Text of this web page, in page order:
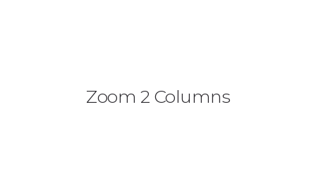
Zoom 2 Columns